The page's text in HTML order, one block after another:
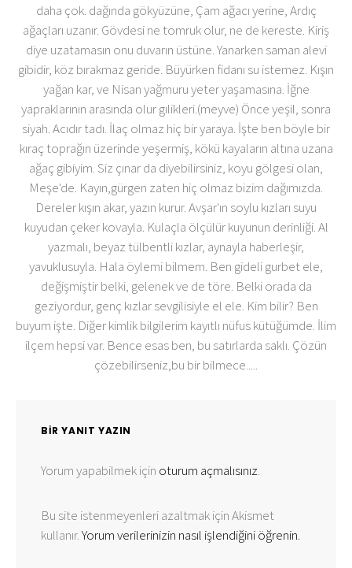
daha çok. dağında gökyüzüne, Çam ağacı yerine, Ardıç
ağaçları uzanır. Gövdesi ne tomruk olur, ne de kereste. Kiriş
diye uzatamasın onu duvarın üstüne. Yanarken saman alevi
gibidir, köz bırakmaz geride. Büyürken fidanı su istemez. Kışın
yağan kar, ve Nisan yağmuru yeter yaşamasına. İğne
yapraklarının arasında olur gılikleri.(meyve) Önce yeşil, sonra
siyah. Acıdır tadı. İlaç olmaz hiç bir yaraya. İşte ben böyle bir
kıraç toprağın üzerinde yeşermiş, kökü kayaların altına uzana
ağaç gibiyim. Siz çınar da diyebilirsiniz, koyu gölgesi olan,
Meşe'de. Kayın,gürgen zaten hiç olmaz bizim dağımızda.
Dereler kışın akar, yazın kurur. Avşar'ın soylu kızları suyu
kuyudan çeker kovayla. Kulaçla ölçülür kuyunun derinliği. Al
yazmalı, beyaz tülbentli kızlar, aynayla haberleşir,
yavuklusuyla. Hala öylemi bilmem. Ben gideli gurbet ele,
değişmiştir belki, gelenek ve de töre. Belki orada da
geziyordur, genç kızlar sevgilisiyle el ele. Kim bilir? Ben
buyum işte. Diğer kimlik bilgilerim kayıtlı nüfus kütüğümde. İlim
ilçem hepsi var. Bence esas ben, bu satırlarda saklı. Çözün
çözebilirseniz,bu bir bilmece.....
BIR YANIT YAZIN
Yorum yapabilmek için oturum açmalısınız.
Bu site istenmeyenleri azaltmak için Akismet
kullanır.Yorum verilerinizin nasıl işlendiğini öğrenin.